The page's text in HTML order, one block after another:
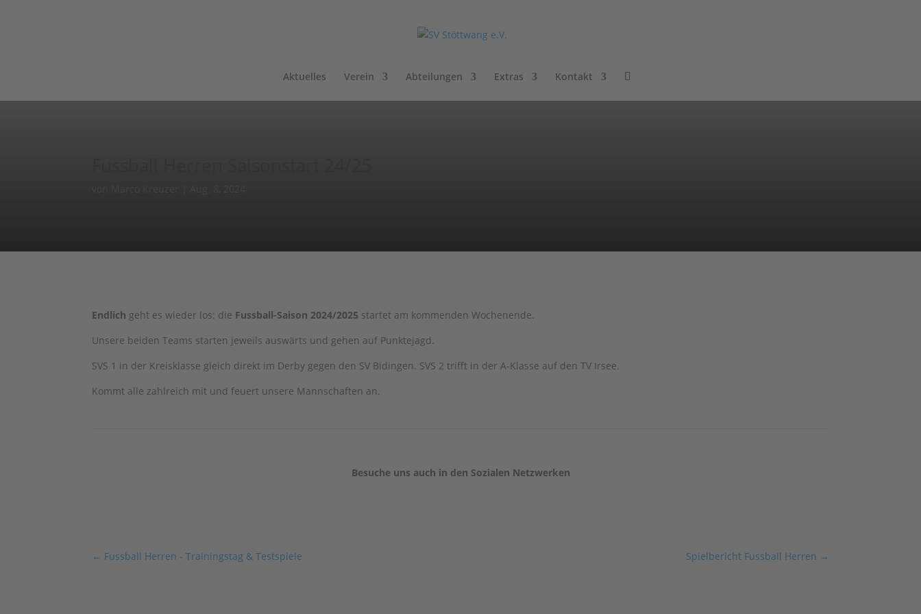
Aktuelles Verein Abteilungen Extras Kontakt
Endlich geht es wieder los: die Fussball-Saison 2024/2025 startet am kommenden Wochenende.
Unsere beiden Teams starten jeweils auswärts und gehen auf Punktejagd.
SVS 1 in der Kreisklasse gleich direkt im Derby gegen den SV Bidingen. SVS 2 trifft in der A-Klasse auf den TV Irsee.
Kommt alle zahlreich mit und feuert unsere Mannschaften an.
Besuche uns auch in den Sozialen Netzwerken
← Fussball Herren - Trainingstag & Testspiele Spielbericht Fussball Herren →